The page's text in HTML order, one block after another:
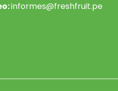
informes@freshfruit.pe